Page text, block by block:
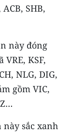
SHB,
này đóng
KSF,
NLG, DIG,
gồm VIC,
sắc xanh